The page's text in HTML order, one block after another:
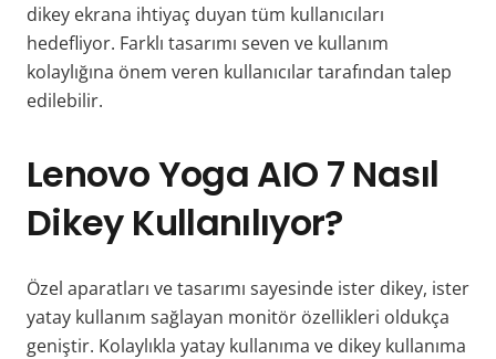
dikey ekrana ihtiyaç duyan tüm kullanıcıları
hedefliyor. Farklı tasarımı seven ve kullanım
kolaylığına önem veren kullanıcılar tarafından talep
edilebilir.
Lenovo Yoga AIO 7 Nasıl
Dikey Kullanılıyor?
Özel aparatları ve tasarımı sayesinde ister dikey, ister
yatay kullanım sağlayan monitör özellikleri oldukça
geniştir. Kolaylıkla yatay kullanıma ve dikey kullanıma